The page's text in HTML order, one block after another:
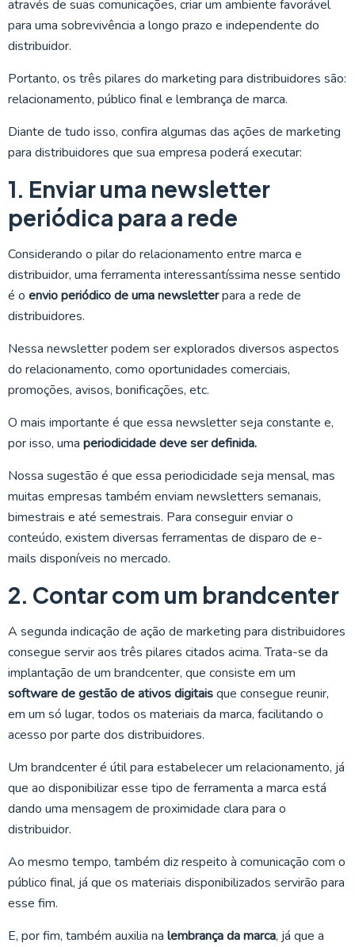
através de suas comunicações, criar um ambiente favorável
para uma sobrevivência a longo prazo e independente do
distribuidor.
Portanto, os três pilares do marketing para distribuidores são:
relacionamento, público final e lembrança de marca.
Diante de tudo isso, confira algumas das ações de marketing
para distribuidores que sua empresa poderá executar:
1. Enviar uma newsletter
periódica para a rede
Considerando o pilar do relacionamento entre marca e
distribuidor, uma ferramenta interessantíssima nesse sentido
é o envio periódico de uma newsletterpara a rede de
distribuidores.
Nessa newsletter podem ser explorados diversos aspectos
do relacionamento, como oportunidades comerciais,
promoções, avisos, bonificações, etc.
O mais importante é que essa newsletter seja constante e,
por isso, uma periodicidade deve ser definida.
Nossa sugestão é que essa periodicidade seja mensal, mas
muitas empresas também enviam newsletters semanais,
bimestrais e até semestrais. Para conseguir enviar o
conteúdo, existem diversas ferramentas de disparo de e-
mails disponíveis no mercado.
2. Contar com um brandcenter
A segunda indicação de ação de marketing para distribuidores
consegue servir aos três pilares citados acima. Trata-se da
implantação de um brandcenter, que consiste em um
software de gestão de ativos digitaisque consegue reunir,
em um só lugar, todos os materiais da marca, facilitando o
acesso por parte dos distribuidores.
Um brandcenter é útil para estabelecer um relacionamento, já
que ao disponibilizar esse tipo de ferramenta a marca está
dando uma mensagem de proximidade clara para o
distribuidor.
Ao mesmo tempo, também diz respeito à comunicação com o
público final, já que os materiais disponibilizados servirão para
esse fim.
E, por fim, também auxilia na lembrança da marca, já que a